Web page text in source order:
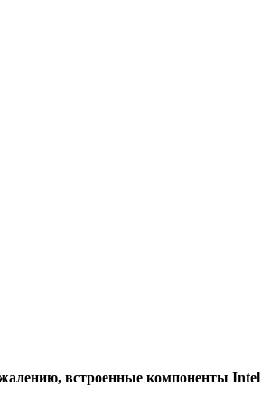
встроенные компоненты Intel